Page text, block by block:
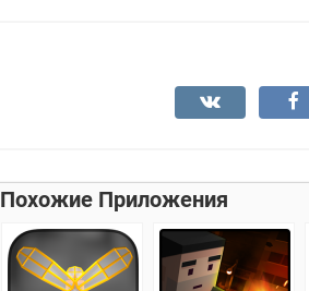
Похожие Приложения